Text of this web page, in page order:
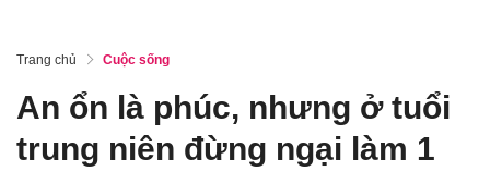
Trang chủ Cuộc sống
An ổn là phúc, nhưng ở tuổi
trung niên đừng ngại làm 1